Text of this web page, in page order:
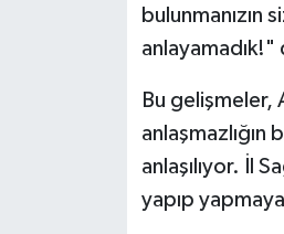
Bu gelişmeler,
anlaşmazlığın
anlaşılıyor. İl
yapıp